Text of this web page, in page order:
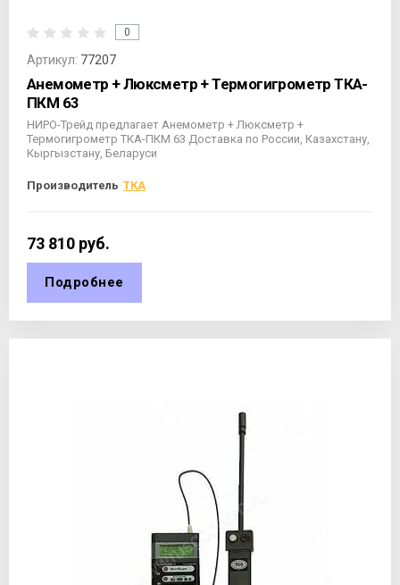
0
Артикул: 77207
Анемометр + Люксметр + Термогигрометр ТКА-
ПКМ 63
НИРО-Трейд предлагает Анемометр + Люксметр +
Термогигрометр ТКА-ПКМ 63 Доставка по России, Казахстану,
Кыргызстану, Беларуси
Производитель ТКА
73 810 руб.
Подробнее